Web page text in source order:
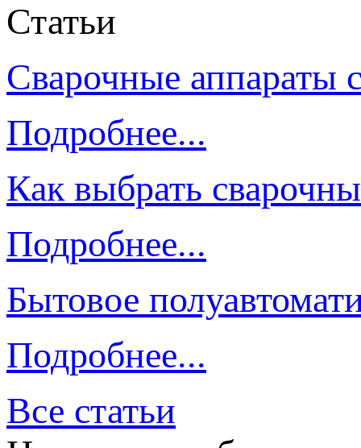
Статьи
Сварочные аппараты
Подробнее...
Как выбрать
Подробнее...
Бытовое
Подробнее...
Все статьи